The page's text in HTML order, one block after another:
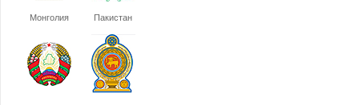
Монголия Пакистан